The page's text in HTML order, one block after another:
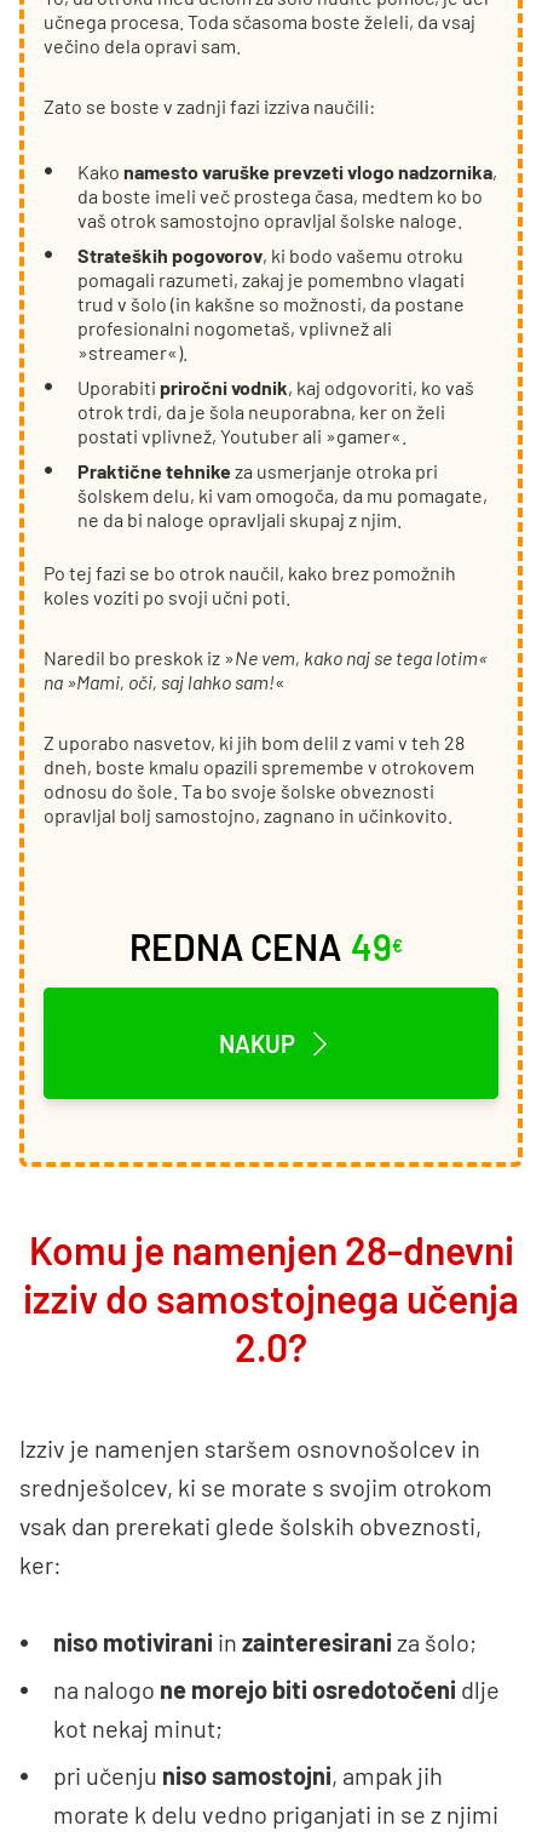
učnega procesa. Toda sčasoma boste želeli, da vsaj
večino dela opravi sam.
Zato se boste v zadnji fazi izziva naučili:
Kako namesto varuške prevzeti vlogo nadzornika,
da boste imeli več prostega časa, medtem ko bo
vaš otrok samostojno opravljal šolske naloge.
Strateških pogovorov, ki bodo vašemu otroku
pomagali razumeti, zakaj je pomembno vlagati
trud v šolo (in kakšne so možnosti, da postane
profesionalni nogometaš, vplivnež ali
»streamer«).
Uporabiti priročni vodnik, kaj odgovoriti, ko vaš
otrok trdi, da je šola neuporabna, ker on želi
postati vplivnež, Youtuber ali »gamer«.
Praktične tehnikeza usmerjanje otroka pri
šolskem delu, ki vam omogoča, da mu pomagate,
ne da bi naloge opravljali skupaj z njim.
Po tej fazi se bo otrok naučil, kako brez pomožnih
koles voziti po svoji učni poti.
Naredil bo preskok iz »Ne vem, kako naj se tega lotim«
na »Mami, oči, saj lahko sam!«
Z uporabo nasvetov, ki jih bom delil z vami v teh 28
dneh, boste kmalu opazili spremembe v otrokovem
odnosu do šole. Ta bo svoje šolske obveznosti
opravljal bolj samostojno, zagnano in učinkovito.
REDNA CENA 49€
NAKUP
Komu je namenjen 28-dnevni
izziv do samostojnega učenja
2.0?
Izziv je namenjen staršem osnovnošolcev in
srednješolcev, ki se morate s svojim otrokom
vsak dan prerekati glede šolskih obveznosti,
ker:
niso motivirani in zainteresirani za šolo;
na nalogo ne morejo biti osredotočeni dlje
kot nekaj minut;
pri učenju niso samostojni, ampak jih
morate k delu vedno priganjati in se z njimi